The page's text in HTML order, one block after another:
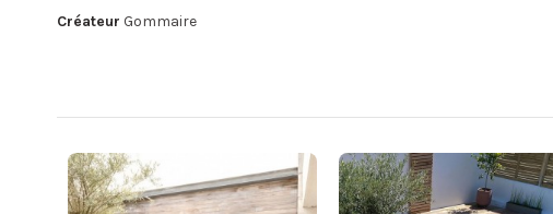
Créateur Gommaire